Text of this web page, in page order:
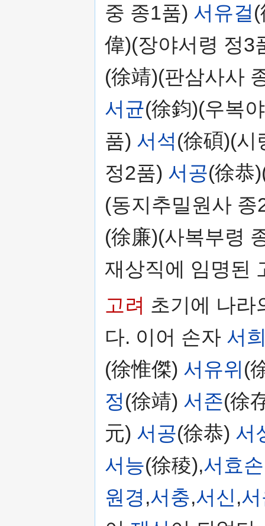
중 종1품) 서유걸
偉)(장야서령 정3
(徐靖)(판삼사사
서균(徐鈞)(우복
품) 서석(徐碩)(시
정2품) 서공(徐恭
(동지추밀원사
(徐廉)(사복부령
재상직에 임명된
고려 초기에 나
다. 이어 손자 서
(徐惟傑) 서유위(
정(徐靖) 서존(徐
元) 서공(徐恭) 서
서능(徐稜),서효손
원경 ,서충,서신 ,